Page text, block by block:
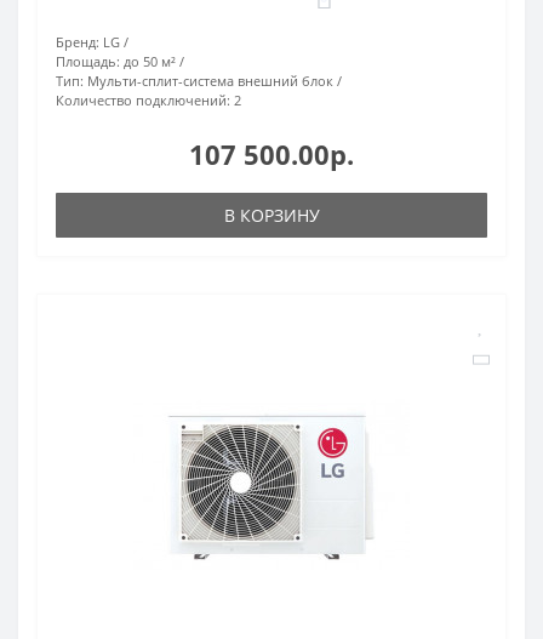
Бренд: LG
Площадь: до 50 м²
Тип: Мульти-сплит-система внешний блок
Количество подключений: 2
107 500.00р.
В КОРЗИНУ